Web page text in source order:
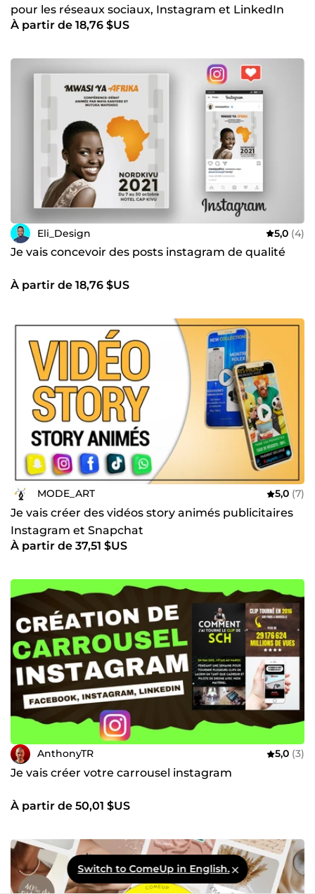
pour les réseaux sociaux, Instagram et LinkedIn
À partir de 18,76 $US
Eli_Design 5,0 (4)
Je vais concevoir des posts instagram de qualité
À partir de 18,76 $US
MODE_ART 5,0 (7)
Je vais créer des vidéos story animés publicitaires
Instagram et Snapchat
À partir de 37,51 $US
AnthonyTR 5,0 (3)
Je vais créer votre carrousel instagram
À partir de 50,01 $US
Switch to ComeUp in English.